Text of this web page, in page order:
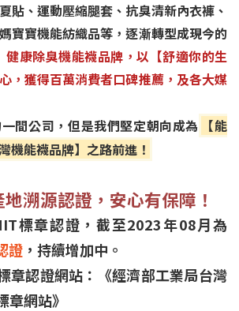
貼、運動壓縮腿套、抗臭清新內衣褲、
寶寶機能紡織品等，逐漸轉型成現今的
健康除臭機能襪品牌，以【舒適你的生
，獲得百萬消費者口碑推薦，及各大媒
間公司，但是我們堅定朝向成為 【能
機能襪品牌】之路前進！
溯源認證，安心有保障！
標章認證，截至2023年08月為
證 ，持續增加中。
章認證網站：《經濟部工業局台灣
網站》